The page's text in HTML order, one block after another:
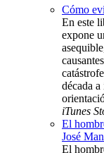
Cómo
En este
expone
década
iTunes
El
José
El